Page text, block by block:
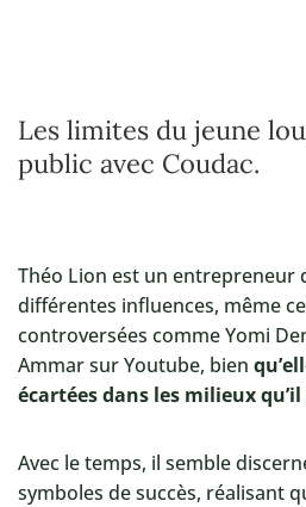
Les limites du jeune
public avec Coudac.
Théo Lion est un entrepreneur
différentes influences, même
controversées comme Yomi
Ammar sur Youtube, bien
écartées dans les milieux
Avec le temps, il semble
symboles de succès, réalisant